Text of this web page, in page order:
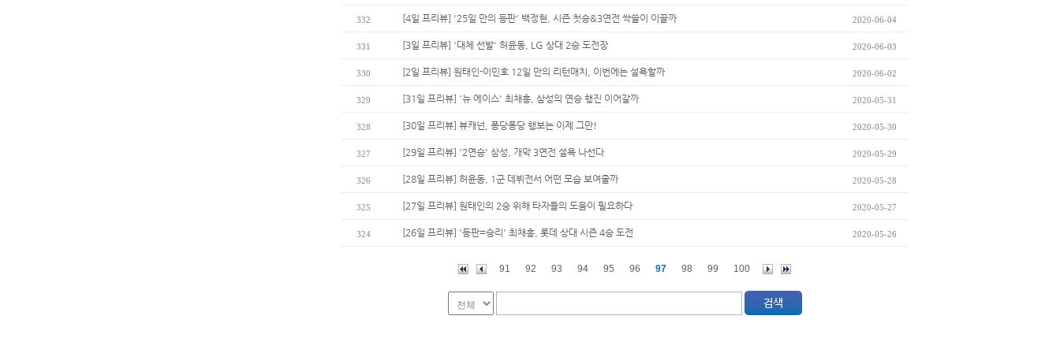
332 [4일 프리뷰] '25일 만의 등판' 백정현, 시즌 첫승&3연전 싹쓸이 이끌까 2020-06-04
331 [3일 프리뷰] '대체 선발' 허윤동, LG 상대 2승 도전장 2020-06-03
330 [2일 프리뷰] 원태인-이민호 12일 만의 리턴매치, 이번에는 설욕할까 2020-06-02
329 [31일 프리뷰] '뉴 에이스' 최채흥, 삼성의 연승 행진 이어갈까 2020-05-31
328 [30일 프리뷰] 뷰캐넌, 퐁당퐁당 행보는 이제 그만! 2020-05-30
327 [29일 프리뷰] '2연승' 삼성, 개막 3연전 설욕 나선다 2020-05-29
326 [28일 프리뷰] 허윤동, 1군 데뷔전서 어떤 모습 보여줄까 2020-05-28
325 [27일 프리뷰] 원태인의 2승 위해 타자들의 도움이 필요하다 2020-05-27
324 [26일 프리뷰] '등판=승리' 최채흥, 롯데 상대 시즌 4승 도전 2020-05-26
91 92 93 94 95 96 97 98 99 100